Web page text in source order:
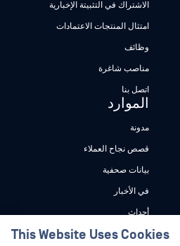
الاشتراك في التثبيتة الإخبارية
امتثال المنتجات الاعتمادات
وظائف
مناصب شاغرة
اتصل بنا
الموارد
مدونة
قصص نجاح العملاء
بيانات صحفية
في الأخبار
أحداث
ندوات عبر الإنترنت
This Website Uses Cookies